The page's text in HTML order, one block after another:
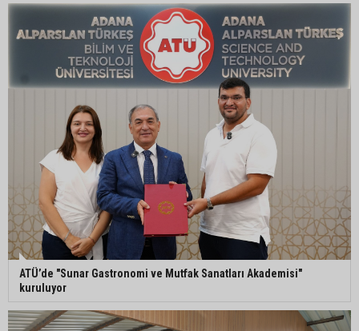
ATÜ’de "Sunar Gastronomi ve Mutfak Sanatları Akademisi"
kuruluyor